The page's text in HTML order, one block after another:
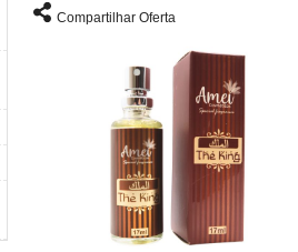
Compartilhar Oferta